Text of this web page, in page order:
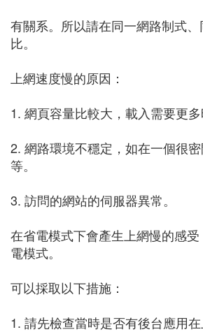
有關系。所以請在同一網路制式
比。
上網速度慢的原因：
1. 網頁容量比較大，載入需要更多
2. 網路環境不穩定，如在一個很
等。
3. 訪問的網站的伺服器異常。
在省電模式下會產生上網慢的感
電模式。
可以採取以下措施：
1. 請先檢查當時是否有後台應用在